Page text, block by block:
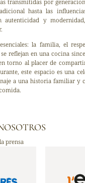
transmitidas por
hasta las
autenticidad y
la familia, el
se reflejan en una cocina
torno al placer de
este espacio es una
a una historia familiar y
prensa